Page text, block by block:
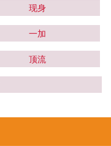
现身
一加
顶流